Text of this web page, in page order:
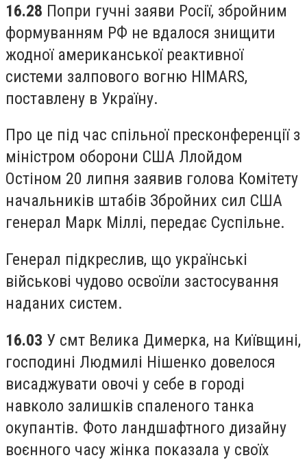
16.28 Попри гучні заяви Росії, збройним
формуванням РФ не вдалося знищити
жодної американської реактивної
системи залпового вогню HIMARS,
поставлену в Україну.
Про це під час спільної пресконференції з
міністром оборони США Ллойдом
Остіном 20 липня заявив голова Комітету
начальників штабів Збройних сил США
генерал Марк Міллі, передає Суспільне.
Генерал підкреслив, що українські
військові чудово освоїли застосування
наданих систем.
16.03 У смт Велика Димерка, на Київщині,
господині Людмилі Нішенко довелося
висаджувати овочі у себе в городі
навколо залишків спаленого танка
окупантів. Фото ландшафтного дизайну
воєнного часу жінка показала у своїх